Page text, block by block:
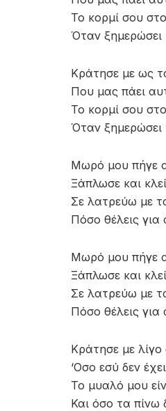
Το κορμί σου
Όταν ξημερώσει
Kράτησε με ως
Που μας πάει
Το κορμί σου
Όταν ξημερώσει
Μωρό μου πήγε
Ξάπλωσε και
Σε λατρεύω με
Πόσο θέλεις
Μωρό μου πήγε
Ξάπλωσε και
Σε λατρεύω με
Πόσο θέλεις
Kράτησε με
‘Οσο εσύ δεν
Το μυαλό μου
Και όσο τα πίνω